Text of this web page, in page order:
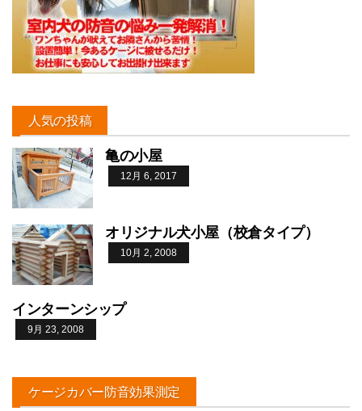
人気の投稿
亀の小屋
12月 6, 2017
オリジナル犬小屋（校倉タイプ）
10月 2, 2008
インターンシップ
9月 23, 2008
ケージカバー防音効果測定